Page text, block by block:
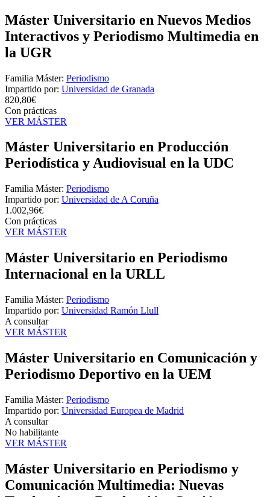
Máster Universitario en Nuevos Medios
Interactivos y Periodismo Multimedia en
la UGR
Familia Máster: Periodismo
Impartido por: Universidad de Granada
820,80€
Con prácticas
VER MÁSTER
Máster Universitario en Producción
Periodística y Audiovisual en la UDC
Familia Máster: Periodismo
Impartido por: Universidad de A Coruña
1.002,96€
Con prácticas
VER MÁSTER
Máster Universitario en Periodismo
Internacional en la URLL
Familia Máster: Periodismo
Impartido por: Universidad Ramón Llull
A consultar
VER MÁSTER
Máster Universitario en Comunicación y
Periodismo Deportivo en la UEM
Familia Máster: Periodismo
Impartido por: Universidad Europea de Madrid
A consultar
No habilitante
VER MÁSTER
Máster Universitario en Periodismo y
Comunicación Multimedia: Nuevas